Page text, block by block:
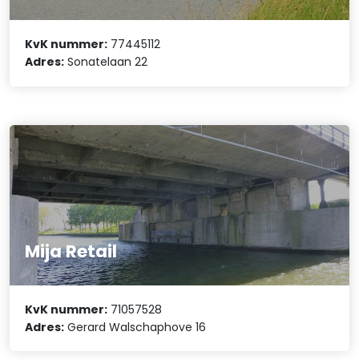
KvK nummer: 77445112
Adres: Sonatelaan 22
Mija Retail
KvK nummer: 71057528
Adres: Gerard Walschaphove 16